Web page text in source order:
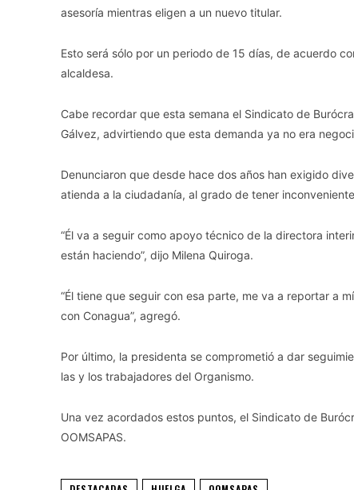
asesoría mientras eligen a un nuevo titular.
Esto será sólo por un periodo de 15 días, de acuerdo
alcaldesa.
Cabe recordar que esta semana el Sindicato de
Gálvez, advirtiendo que esta demanda ya no era
Denunciaron que desde hace dos años han exigido
atienda a la ciudadanía, al grado de tener
“Él va a seguir como apoyo técnico de la directora
están haciendo”, dijo Milena Quiroga.
“Él tiene que seguir con esa parte, me va a reportar a
con Conagua”, agregó.
Por último, la presidenta se comprometió a dar
las y los trabajadores del Organismo.
Una vez acordados estos puntos, el Sindicato de
OOMSAPAS.